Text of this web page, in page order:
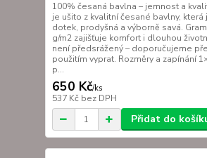
100% česaná bavlna – jemnost a
je ušito z kvalitní česané bavlny, která
dotek, prodyšná a výborně savá.
g/m2 zajišťuje komfort i dlouhou
není předsrážený – doporučujeme
použitím vyprat. Rozměry a zapínání
p...
650 Kč/ks
537 Kč bez DPH
Přidat do